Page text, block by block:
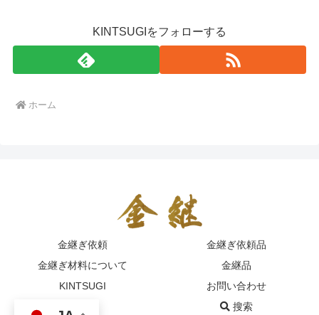
KINTSUGIをフォローする
ホーム
金継ぎ依頼
金継ぎ依頼品
金継ぎ材料について
金継品
KINTSUGI
お問い合わせ
搜索